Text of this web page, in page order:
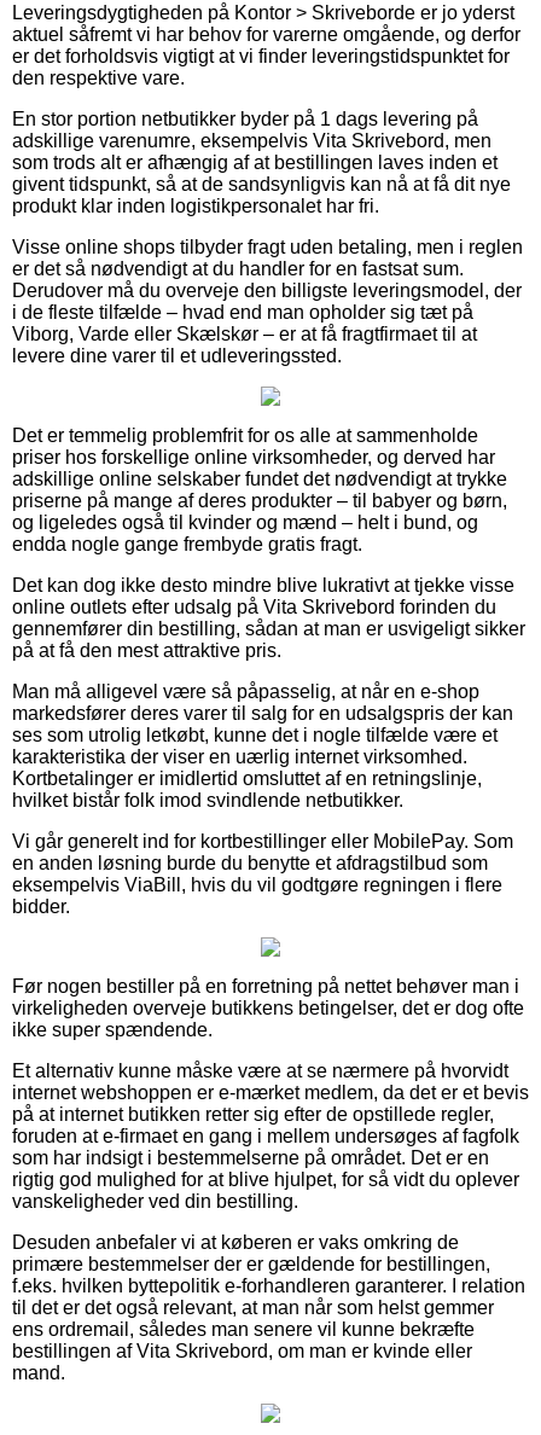
Leveringsdygtigheden på Kontor > Skriveborde er jo yderst
aktuel såfremt vi har behov for varerne omgående, og derfor
er det forholdsvis vigtigt at vi finder leveringstidspunktet for
den respektive vare.
En stor portion netbutikker byder på 1 dags levering på
adskillige varenumre, eksempelvis Vita Skrivebord, men
som trods alt er afhængig af at bestillingen laves inden et
givent tidspunkt, så at de sandsynligvis kan nå at få dit nye
produkt klar inden logistikpersonalet har fri.
Visse online shops tilbyder fragt uden betaling, men i reglen
er det så nødvendigt at du handler for en fastsat sum.
Derudover må du overveje den billigste leveringsmodel, der
i de fleste tilfælde – hvad end man opholder sig tæt på
Viborg, Varde eller Skælskør – er at få fragtfirmaet til at
levere dine varer til et udleveringssted.
Det er temmelig problemfrit for os alle at sammenholde
priser hos forskellige online virksomheder, og derved har
adskillige online selskaber fundet det nødvendigt at trykke
priserne på mange af deres produkter – til babyer og børn,
og ligeledes også til kvinder og mænd – helt i bund, og
endda nogle gange frembyde gratis fragt.
Det kan dog ikke desto mindre blive lukrativt at tjekke visse
online outlets efter udsalg på Vita Skrivebord forinden du
gennemfører din bestilling, sådan at man er usvigeligt sikker
på at få den mest attraktive pris.
Man må alligevel være så påpasselig, at når en e-shop
markedsfører deres varer til salg for en udsalgspris der kan
ses som utrolig letkøbt, kunne det i nogle tilfælde være et
karakteristika der viser en uærlig internet virksomhed.
Kortbetalinger er imidlertid omsluttet af en retningslinje,
hvilket bistår folk imod svindlende netbutikker.
Vi går generelt ind for kortbestillinger eller MobilePay. Som
en anden løsning burde du benytte et afdragstilbud som
eksempelvis ViaBill, hvis du vil godtgøre regningen i flere
bidder.
Før nogen bestiller på en forretning på nettet behøver man i
virkeligheden overveje butikkens betingelser, det er dog ofte
ikke super spændende.
Et alternativ kunne måske være at se nærmere på hvorvidt
internet webshoppen er e-mærket medlem, da det er et bevis
på at internet butikken retter sig efter de opstillede regler,
foruden at e-firmaet en gang i mellem undersøges af fagfolk
som har indsigt i bestemmelserne på området. Det er en
rigtig god mulighed for at blive hjulpet, for så vidt du oplever
vanskeligheder ved din bestilling.
Desuden anbefaler vi at køberen er vaks omkring de
primære bestemmelser der er gældende for bestillingen,
f.eks. hvilken byttepolitik e-forhandleren garanterer. I relation
til det er det også relevant, at man når som helst gemmer
ens ordremail, således man senere vil kunne bekræfte
bestillingen af Vita Skrivebord, om man er kvinde eller
mand.